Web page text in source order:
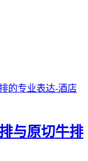
与原切牛排